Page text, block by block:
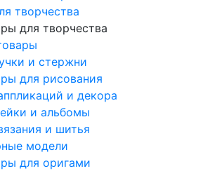
творчества
для творчества
и стержни
для рисования
и декора
и альбомы
и шитья
модели
для оригами